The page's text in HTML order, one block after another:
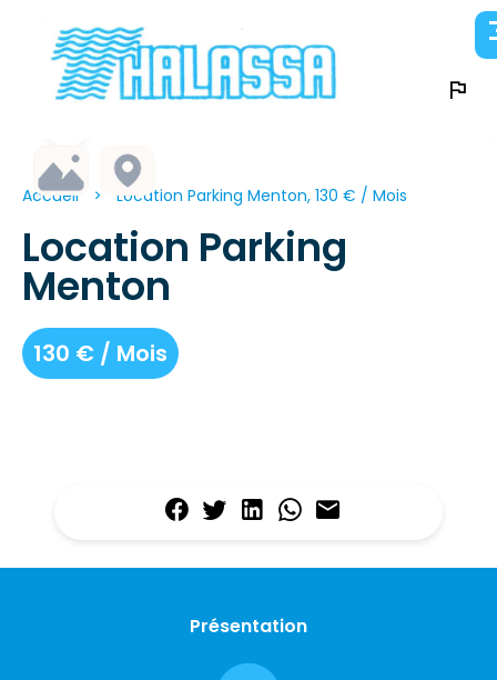
Accueil Location Parking Menton, 130 € / Mois
Location Parking
Menton
130 € / Mois
Présentation